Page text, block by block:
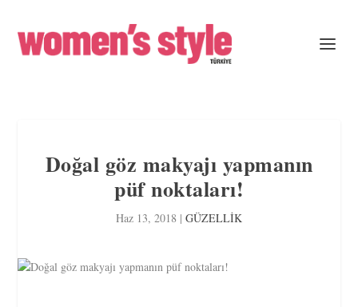
Doğal göz makyajı yapmanın
püf noktaları!
Haz 13, 2018 | GÜZELLİK